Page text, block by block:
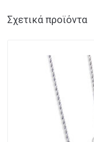
Σχετικά προϊόντα